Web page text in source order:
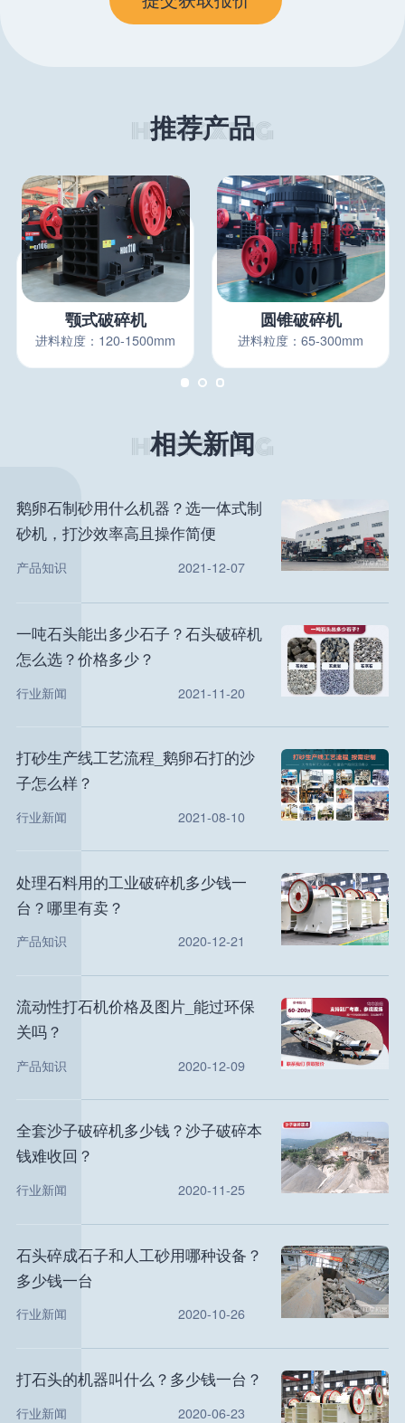
推荐产品
颚式破碎机
进料粒度：120-1500mm
圆锥破碎机
进料粒度：65-300mm
相关新闻
鹅卵石制砂用什么机器？选一体式制
砂机，打沙效率高且操作简便
产品知识 2021-12-07
一吨石头能出多少石子？石头破碎机
怎么选？价格多少？
行业新闻 2021-11-20
打砂生产线工艺流程_鹅卵石打的沙
子怎么样？
行业新闻 2021-08-10
处理石料用的工业破碎机多少钱一
台？哪里有卖？
产品知识 2020-12-21
流动性打石机价格及图片_能过环保
关吗？
产品知识 2020-12-09
全套沙子破碎机多少钱？沙子破碎本
钱难收回？
行业新闻 2020-11-25
石头碎成石子和人工砂用哪种设备？
多少钱一台
行业新闻 2020-10-26
打石头的机器叫什么？多少钱一台？
行业新闻 2020-06-23